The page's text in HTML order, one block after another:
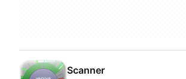
Scanner